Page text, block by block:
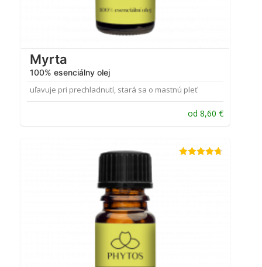
Myrta
100% esenciálny olej
uľavuje pri prechladnutí, stará sa o mastnú pleť
od 8,60 €